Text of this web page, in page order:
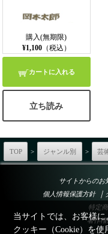
購入(無期限)
¥1,100（税込）
カートに入れる
立ち読み
TOP > ジャンル別 > 芸
サイトからのお
個人情報保護方針
｜
特定
著作権
当サイトでは、お客様に
クッキー（Cookie）を